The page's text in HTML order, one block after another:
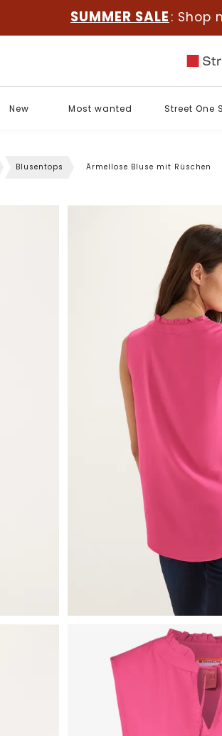
SUMMER SALE : Shop
New Most wanted Street One
Blusentops Ärmellose Bluse mit Rüschen